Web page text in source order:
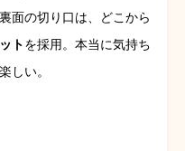
面の切り口は、どこから
トを採用。本当に気持ち
しい。